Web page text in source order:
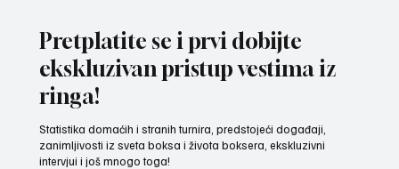
Pretplatite se i prvi dobijte
ekskluzivan pristup vestima iz
ringa!
Statistika domaćih i stranih turnira, predstojeći događaji,
zanimljivosti iz sveta boksa i života boksera, ekskluzivni
intervjui i još mnogo toga!